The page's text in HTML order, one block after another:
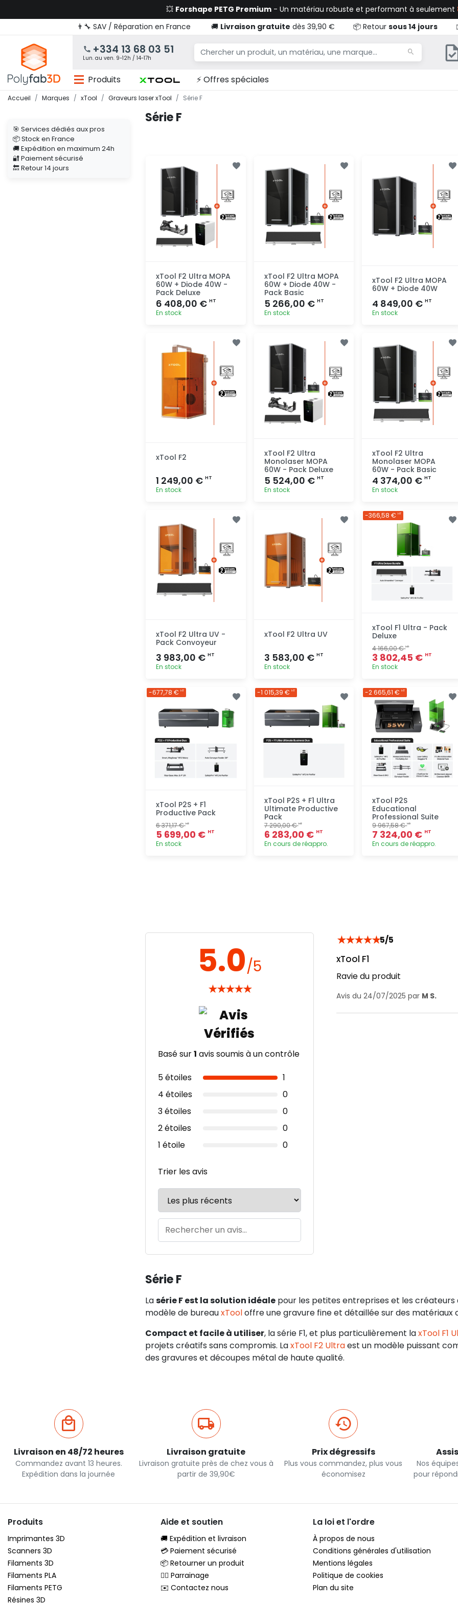
💥 Forshape PETG Premium - Un matériau robuste et performant à seulement
👨‍🔧 SAV / Réparation en France
🚚 Livraison gratuite dès 39,90 € 📦 Retour sous 14 jours
+334 13 68 03 51
Lun. au ven. 9-12h / 14-17h
Produits ⚡ Offres spéciales
Accueil Marques xTool Graveurs laser xTool Série F
🎯 Services dédiés aux pros
📦 Stock en France
🚚 Expédition en maximum 24h
🔐 Paiement sécurisé
🔙 Retour 14 jours
Série F
xTool F2 Ultra MOPA
60W + Diode 40W -
Pack Deluxe
6 408,00 € HT
En stock
xTool F2 Ultra MOPA
60W + Diode 40W -
Pack Basic
5 266,00 € HT
En stock
rapide
xTool F2 Ultra MOPA
60W + Diode 40W
4 849,00 €HT
En stock
xTool F2
1 249,00 € HT
En stock
xTool F2 Ultra
Monolaser MOPA
60W - Pack Deluxe
5 524,00 € HT
En stock
xTool F2 Ultra
Monolaser MOPA
60W - Pack Basic
4 374,00 €HT
En stock
rapide
xTool F2 Ultra UV -
Pack Convoyeur
3 983,00 € HT
En stock
xTool F2 Ultra UV
3 583,00 € HT
En stock
xTool F1 Ultra - Pack
Deluxe
4 166,00 €HT
3 802,45 € HT
En stock
rapide
-366,58 €HT
xTool P2S + F1
Productive Pack
6 371,17 €HT
5 699,00 € HT
En stock
-677,78 € HT
xTool P2S + F1 Ultra
Ultimate Productive
Pack
7 290,00 €HT
6 283,00 € HT
En cours de réappro.
-1 015,39 € HT
xTool P2S
Educational
Professional Suite
9 967,58 €HT
7 324,00 € HT
En cours de réappro.
-2 665,61 €HT
5.0/5
★★★★★
Basé sur1 avis soumis à un contrôle
5 étoiles
1
4 étoiles
0
3 étoiles
0
2 étoiles
0
1 étoile
0
Trier les avis
★★★★★5/5
xTool F1
Ravie du produit
Avis du 24/07/2025 par M S.
Série F
Lasérie F est la solution idéalepour les petites entreprises et les
modèle de bureauxTooloffre une gravure fine et détaillée sur des matériaux
Compact et facile à utiliser, la série F1, et plus particulièrement laxTool F1
projets créatifs sans compromis. LaxTool F2 Ultraest un modèle puissant
des gravures et découpes métal de haute qualité.
Livraison en 48/72 heures
Commandez avant 13 heures.
Expédition dans la journée
Livraison gratuite
Livraison gratuite près de chez vous à
partir de 39,90€
Prix dégressifs
Plus vous commandez, plus vous
économisez
Nos
pour
Produits
Imprimantes 3D
Scanners 3D
Filaments 3D
Filaments PLA
Filaments PETG
Résines 3D
Aide et soutien
🚚 Expédition et livraison
💳 Paiement sécurisé
📦 Retourner un produit
🦸‍♂️ Parrainage
✉️ Contactez nous
La loi et l'ordre
À propos de nous
Conditions générales d'utilisation
Mentions légales
Politique de cookies
Plan du site